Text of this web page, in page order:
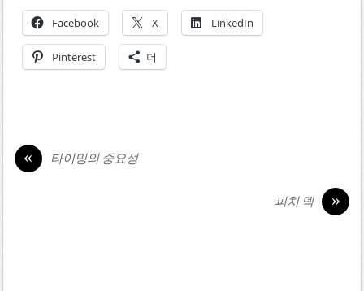
Facebook X LinkedIn
Pinterest 더
« 타이밍의 중요성
»
피치 덱